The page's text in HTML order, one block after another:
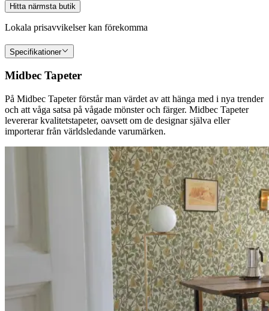
Hitta närmsta butik
Lokala prisavvikelser kan förekomma
Specifikationer
Midbec Tapeter
På Midbec Tapeter förstår man värdet av att hänga med i nya trender
och att våga satsa på vågade mönster och färger. Midbec Tapeter
levererar kvalitetstapeter, oavsett om de designar själva eller
importerar från världsledande varumärken.